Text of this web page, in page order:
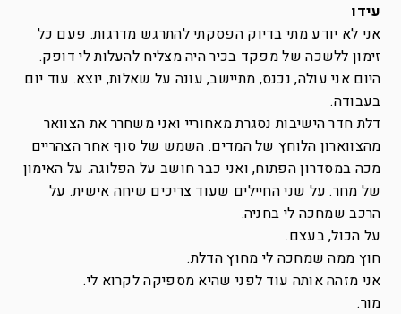
עידו
אני לא יודע מתי בדיוק הפסקתי להתרגש מדרגות. פעם כל
זימון ללשכה של מפקד בכיר היה מצליח להעלות לי דופק.
היום אני עולה, נכנס, מתיישב, עונה על שאלות, יוצא. עוד יום
בעבודה.
דלת חדר הישיבות נסגרת מאחוריי ואני משחרר את הצוואר
מהצווארון הלוחץ של המדים. השמש של סוף אחר הצהריים
מכה במסדרון הפתוח, ואני כבר חושב על הפלוגה. על האימון
של מחר. על שני החיילים שעוד צריכים שיחה אישית. על
הרכב שמחכה לי בחניה.
על הכול, בעצם.
חוץ ממה שמחכה לי מחוץ הדלת.
אני מזהה אותה עוד לפני שהיא מספיקה לקרוא לי.
מור.